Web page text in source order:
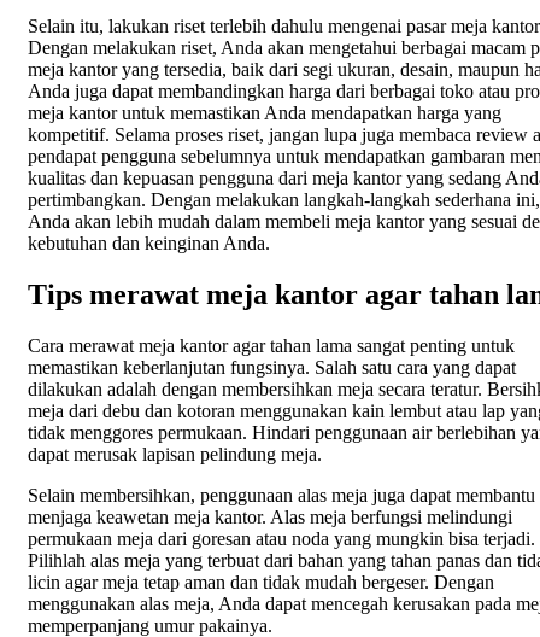
Selain itu, lakukan riset terlebih dahulu mengenai pasar meja
Dengan melakukan riset, Anda akan mengetahui berbagai macam
meja kantor yang tersedia, baik dari segi ukuran, desain, maupun
Anda juga dapat membandingkan harga dari berbagai toko atau
meja kantor untuk memastikan Anda mendapatkan harga yang
kompetitif. Selama proses riset, jangan lupa juga membaca review
pendapat pengguna sebelumnya untuk mendapatkan gambaran
kualitas dan kepuasan pengguna dari meja kantor yang sedang
pertimbangkan. Dengan melakukan langkah-langkah sederhana ini,
Anda akan lebih mudah dalam membeli meja kantor yang sesuai
kebutuhan dan keinginan Anda.
Tips merawat meja kantor agar tahan
Cara merawat meja kantor agar tahan lama sangat penting untuk
memastikan keberlanjutan fungsinya. Salah satu cara yang dapat
dilakukan adalah dengan membersihkan meja secara teratur.
meja dari debu dan kotoran menggunakan kain lembut atau lap
tidak menggores permukaan. Hindari penggunaan air berlebihan
dapat merusak lapisan pelindung meja.
Selain membersihkan, penggunaan alas meja juga dapat membantu
menjaga keawetan meja kantor. Alas meja berfungsi melindungi
permukaan meja dari goresan atau noda yang mungkin bisa terjadi.
Pilihlah alas meja yang terbuat dari bahan yang tahan panas dan
licin agar meja tetap aman dan tidak mudah bergeser. Dengan
menggunakan alas meja, Anda dapat mencegah kerusakan pada
memperpanjang umur pakainya.